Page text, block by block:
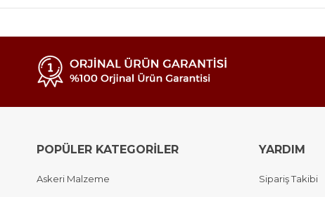
POPÜLER KATEGORİLER
Askeri Malzeme
YARDIM
Sipariş Takibi